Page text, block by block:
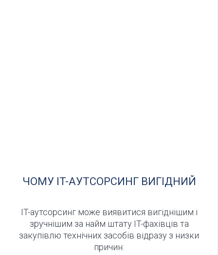
ЧОМУ IT-АУТСОРСИНГ ВИГІДНИЙ
IT-аутсорсинг може виявитися вигіднішим і
зручнішим за найм штату IT-фахівців та
закупівлю технічних засобів відразу з низки
причин: